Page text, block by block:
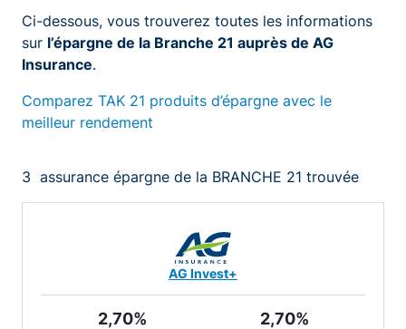
Ci-dessous, vous trouverez toutes les informations
sur l’épargne de la Branche 21 auprès de AG
Insurance.
Comparez TAK 21 produits d’épargne avec le
meilleur rendement
3 assurance épargne de la BRANCHE 21 trouvée
AG Invest+
2,70% 2,70%